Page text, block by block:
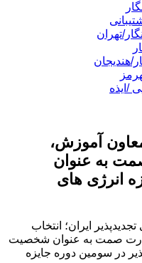
تهران
هندیجان
/ایذه
معاون آموزش،
به عنوان
انرژی های
ایران؛ انتخاب
صمت به عنوان شخصیت
در سومین دوره جایزه